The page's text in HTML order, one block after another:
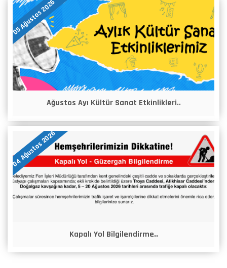
05 Ağustos 2026
Ağustos Ayı Kültür Sanat Etkinlikleri..
04 Ağustos 2026
Kapalı Yol Bilgilendirme..